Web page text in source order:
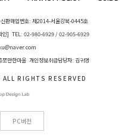
판매업번호: 제2014-서울강북-0445호
인] TEL: 02-980-6929 / 02-905-6929
쪼만한마을 개인정보취급담당자: 김귀영
RIGHTS RESERVED
PC버전